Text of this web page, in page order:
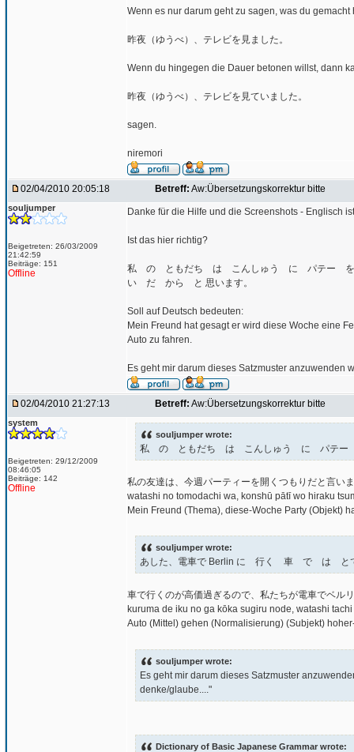
Wenn es nur darum geht zu sagen, was du gemacht
昨夜（ゆうべ）、テレビを見ました。
Wenn du hingegen die Dauer betonen willst, dann
昨夜（ゆうべ）、テレビを見ていました。
sagen.
niremori
02/04/2010 20:05:18 Betreff: Aw:Übersetzungskorrektur bitte
souljumper
Beigetreten: 26/03/2009
21:42:59
Beiträge: 151
Offline
Danke für die Hilfe und die Screenshots - Englisch
Ist das hier richtig?
私 の ともだち は こんしゅう に パテー
い だ から と 思います。
Soll auf Deutsch bedeuten:
Mein Freund hat gesagt er wird diese Woche eine
Auto zu fahren.
Es geht mir darum dieses Satzmuster anzuwenden
02/04/2010 21:27:13 Betreff: Aw:Übersetzungskorrektur bitte
system
Beigetreten: 29/12/2009
08:46:05
Beiträge: 142
Offline
souljumper wrote:
私 の ともだち は こんしゅう に パテ
私の友達は、今週パーティーを開くつもりだと言い
watashi no tomodachi wa, konshū pātī wo hiraku
Mein Freund (Thema), diese-Woche Party (Objekt)
souljumper wrote:
あした、電車で Berlin に 行く 車 で は
車で行くのが高価過ぎるので、私たちが電車でベル
kuruma de iku no ga kōka sugiru node, watashi
Auto (Mittel) gehen (Normalisierung) (Subjekt)
souljumper wrote:
Es geht mir darum dieses Satzmuster
denke/glaube...."
Dictionary of Basic Japanese Grammar wrote: